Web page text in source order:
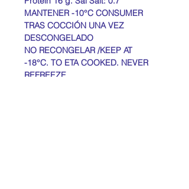
MANTENER -10°C CONSUMER
TRAS COCCIÓN UNA VEZ
DESCONGELADO
NO RECONGELAR /KEEP AT
-18°C. TO ETA COOKED. NEVER
REFREEZE